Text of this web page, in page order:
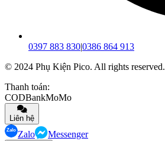
0397 883 830|0386 864 913
© 2024 Phụ Kiện Pico. All rights reserved.
Thanh toán:
CODBankMoMo
Liên hệ
Zalo Messenger